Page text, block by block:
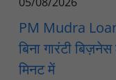
PM Mudra
बिना गारंटी
मिनट में